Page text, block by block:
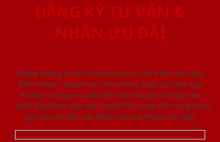
ĐĂNG KÝ TƯ VẤN &
NHẬN ƯU ĐÃI
Nhập thông tin để nhận được tư vấn miễn phí qua
điện thoại / email/ tại văn phòng hoặc tại nhà quý
khách. Chúng tôi cam kết mọi thông tin nhập vào
dưới đây được bảo mật tuyệt đối cũng như chỉ phục vụ
yêu cầu tư vấn duy nhất của quý khách tại đây.